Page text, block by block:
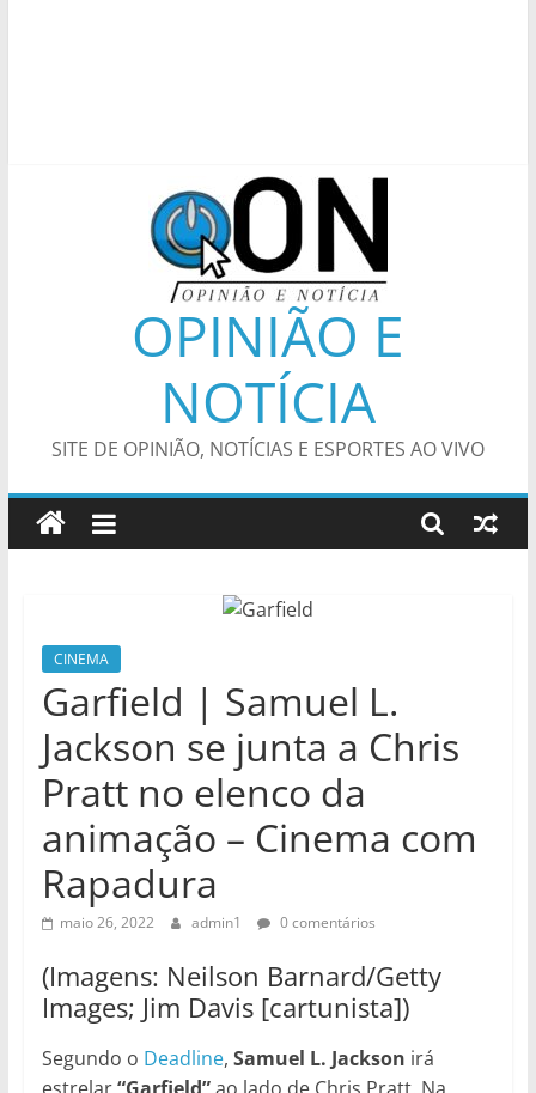
OPINIÃO E
NOTÍCIA
SITE DE OPINIÃO, NOTÍCIAS E ESPORTES AO VIVO
CINEMA
Garfield | Samuel L.
Jackson se junta a Chris
Pratt no elenco da
animação – Cinema com
Rapadura
maio 26, 2022 admin1 0 comentários
(Imagens: Neilson Barnard/Getty
Images; Jim Davis [cartunista])
Segundo o Deadline, Samuel L. Jackson irá